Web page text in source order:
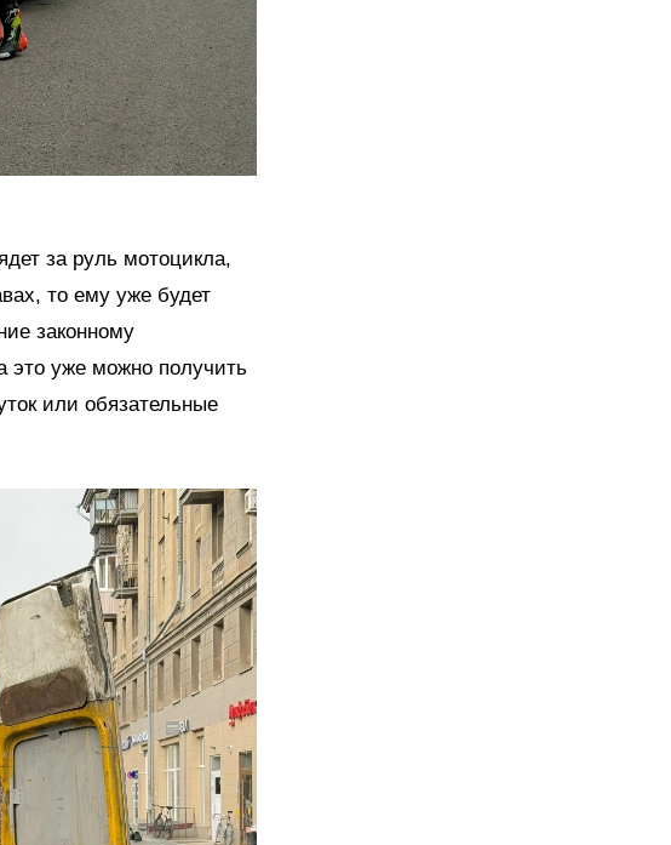
за руль мотоцикла,
то ему уже будет
законному
это уже можно получить
или обязательные